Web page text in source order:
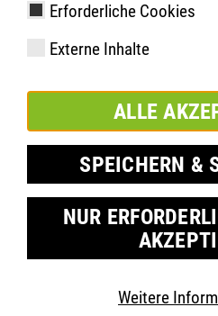
Erforderliche Cookies
Externe Inhalte
ALLE
SPEICHERN &
NUR
Erforderliche Cookies
Weitere
Flash 5405 XP |